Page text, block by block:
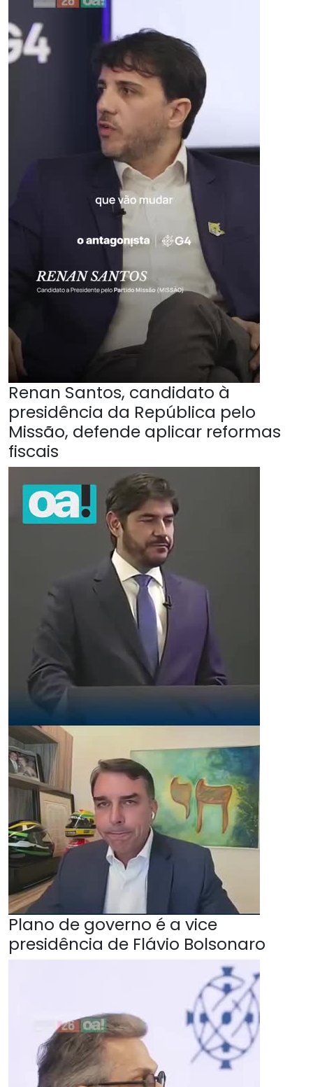
Renan Santos, candidato à
presidência da República pelo
Missão, defende aplicar reformas
fiscais
Plano de governo é a vice
presidência de Flávio Bolsonaro